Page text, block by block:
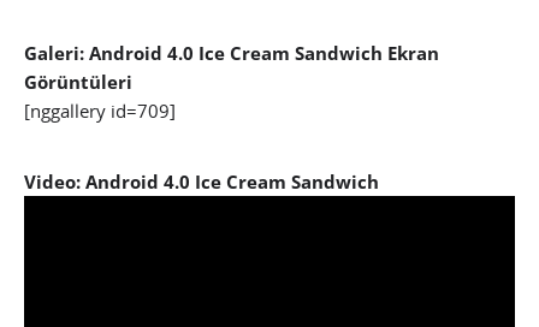
Galeri: Android 4.0 Ice Cream Sandwich Ekran
Görüntüleri
[nggallery id=709]
Video: Android 4.0 Ice Cream Sandwich